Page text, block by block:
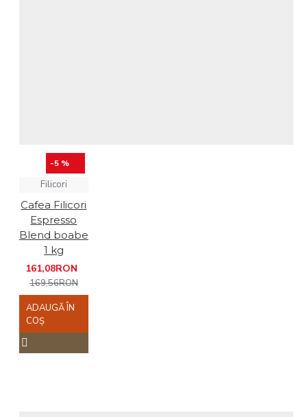
-5 %
Filicori
Cafea Filicori
Espresso
Blend boabe
1 kg
161,08RON
169,56RON
ADAUGĂ ÎN
COŞ